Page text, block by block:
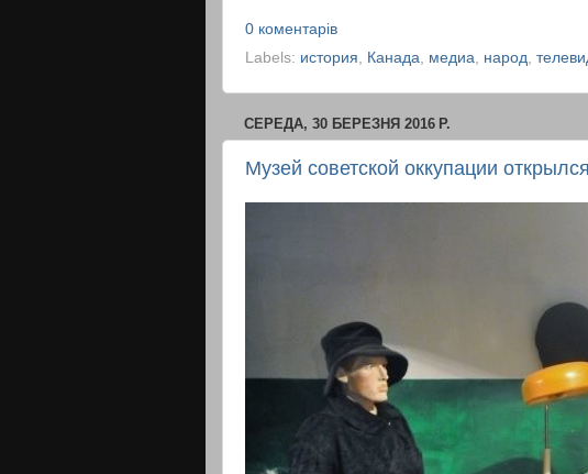
0 коментарів
Labels: история Канада медиа народ
СЕРЕДА, 30 БЕРЕЗНЯ 2016 Р.
Музей советской оккупации